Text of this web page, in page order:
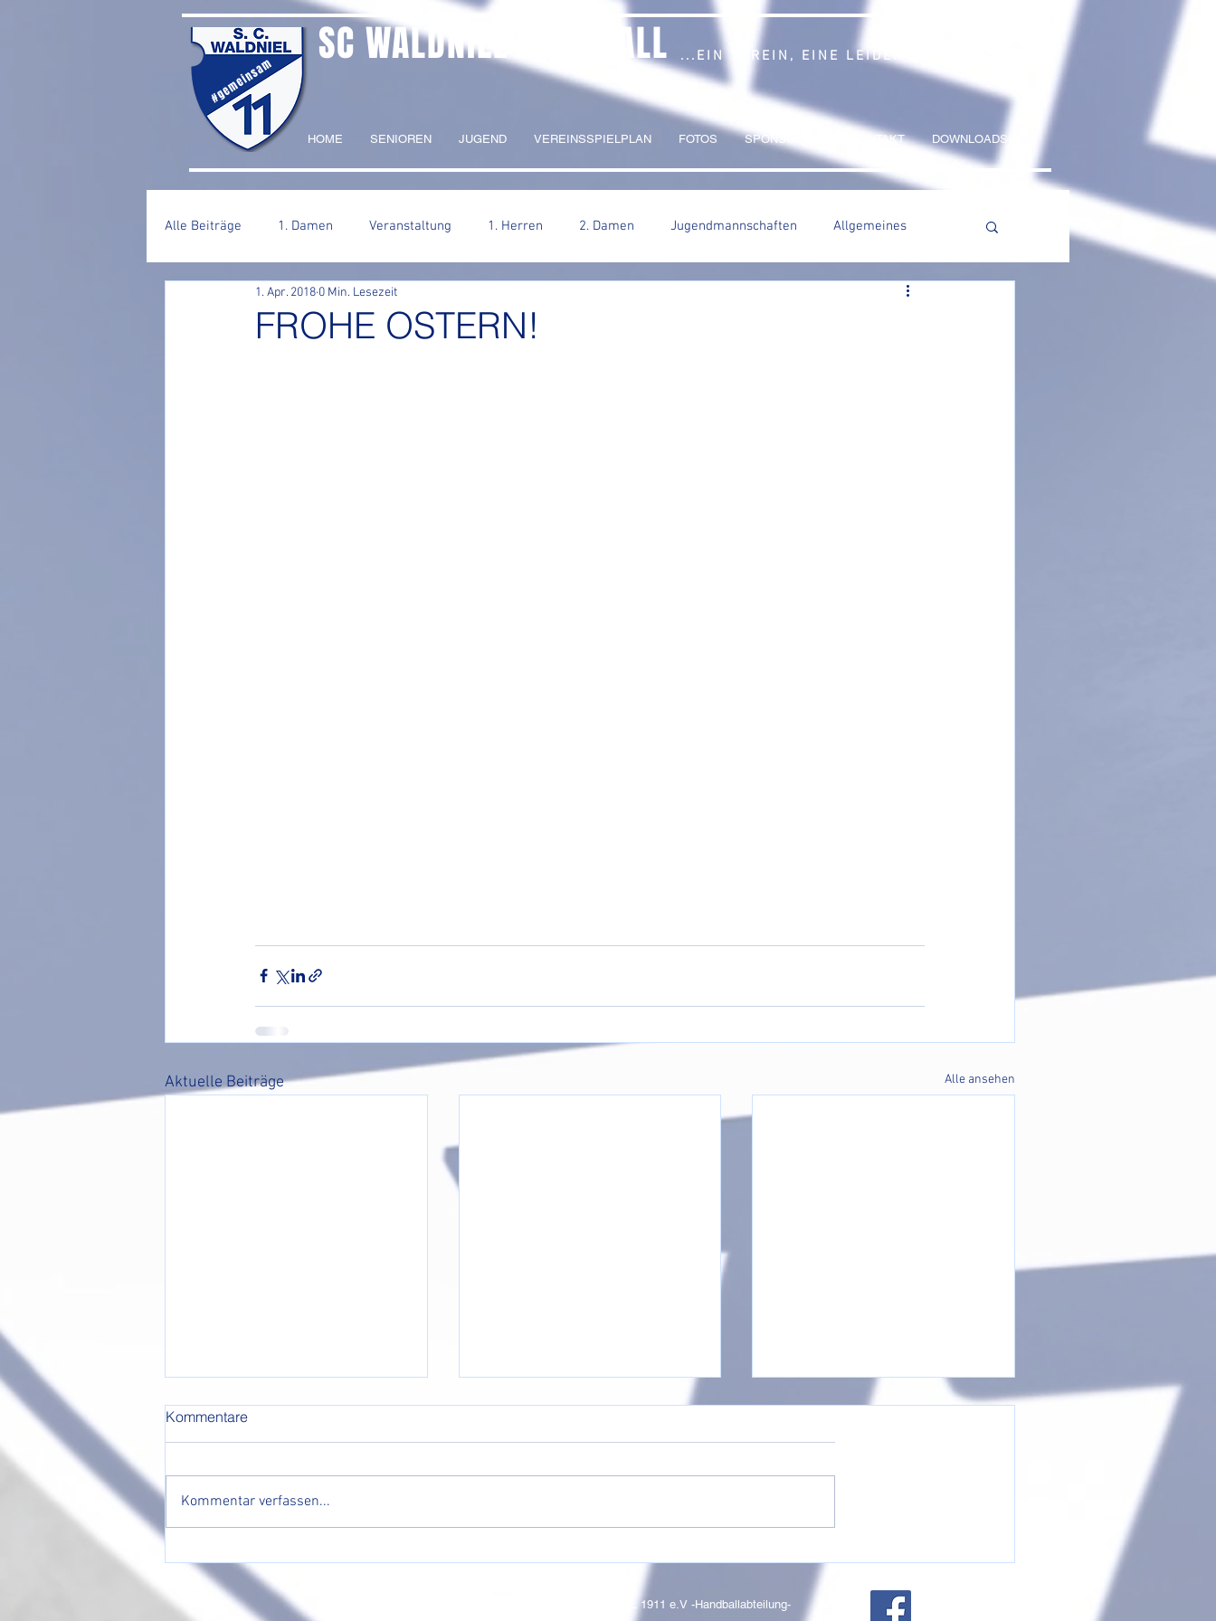
...EIN VEREIN, EINE LEIDENSCHAFT
SC WALDNIEL HANDBALL
HOME SENIOREN JUGEND VEREINSSPIELPLAN FOTOS SPONSORING KONTAKT DOWNLOADS
#gemeinsam
Alle Beiträge 1. Damen Veranstaltung 1. Herren 2. Damen Jugendmannschaften Allgemeines
FROHE OSTERN!
1. Apr. 2018 0 Min. Lesezeit
Aktuelle Beiträge Alle ansehen
Handball-Ostercamps ein
voller Erfolg 🏐☀️
🏆🥇 Turniersieg der E-
Jugend beim Sommerturnier
Rasenturnier in Hetzerath
Kommentare
Kommentar verfassen...
© 2017 by SC WALDNIEL 1911 e.V -Handballabteilung-